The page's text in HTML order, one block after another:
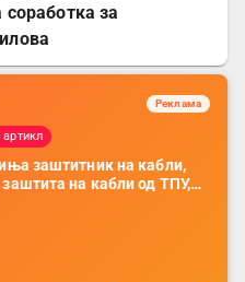
за
Реклама
заштитник на кабли,
на кабли од ТПУ,
на кабли, без
телефони, комплет